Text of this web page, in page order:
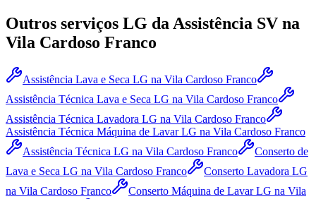
Outros serviços LG da Assistência SV na
Vila Cardoso Franco
Assistência Lava e Seca LG na Vila Cardoso Franco
Assistência Técnica Lava e Seca LG na Vila Cardoso Franco
Assistência Técnica Lavadora LG na Vila Cardoso Franco
Assistência Técnica Máquina de Lavar LG na Vila Cardoso Franco
Assistência Técnica LG na Vila Cardoso Franco
Conserto de
Lava e Seca LG na Vila Cardoso Franco
Conserto Lavadora LG
na Vila Cardoso Franco
Conserto Máquina de Lavar LG na Vila